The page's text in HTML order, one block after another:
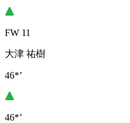
FW 11
大津 祐樹
46*’
46*’